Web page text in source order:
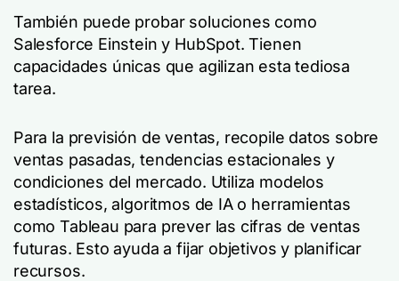
También puede probar soluciones como
Salesforce Einstein y HubSpot. Tienen
capacidades únicas que agilizan esta tediosa
tarea.
Para la previsión de ventas, recopile datos sobre
ventas pasadas, tendencias estacionales y
condiciones del mercado. Utiliza modelos
estadísticos, algoritmos de IA o herramientas
como Tableau para prever las cifras de ventas
futuras. Esto ayuda a fijar objetivos y planificar
recursos.